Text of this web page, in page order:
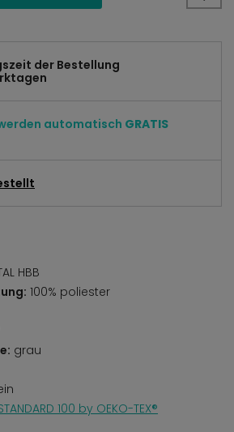
der Bestellung
automatisch GRATIS
HBB
100% poliester
grau
100 by OEKO-TEX®